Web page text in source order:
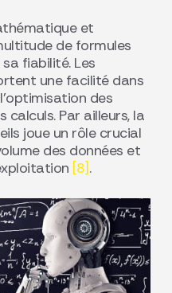
et
de formules
fiabilité. Les
une facilité dans
des
calculs. Par ailleurs, la
joue un rôle crucial
des données et
[8].